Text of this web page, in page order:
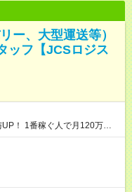
ー、大型運送等）
ッフ【JCSロジス
！ 1番稼ぐ人で月120万ほ
係 1日150個配達×25日勤務